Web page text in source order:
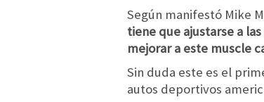
Según manifestó Mike
tiene que ajustarse a
mejorar a este muscle
Sin duda este es el
autos deportivos